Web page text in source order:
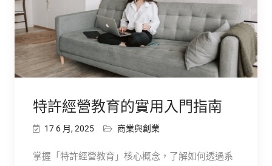
特許經營教育的實用入門指南
17 6 月, 2025 商業與創業
掌握「特許經營教育」核心概念，了解如何透過系